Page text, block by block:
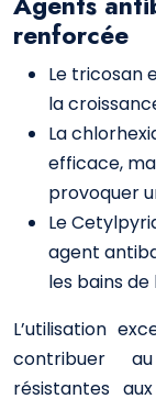
renforcée
Le tricosan
la
La
efficace,
provoquer
Le
agent
les bains
L’utilisation
contribuer
résistantes